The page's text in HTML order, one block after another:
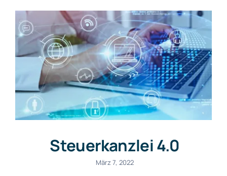
Kanzlei
Steuerkanzlei 4.0
März 7, 2022